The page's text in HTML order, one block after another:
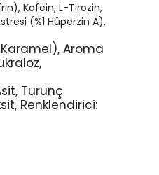
Kafein, L-Tirozin,
(%1 Hüperzin A),
Karamel), Aroma
Turunç
Renklendirici: